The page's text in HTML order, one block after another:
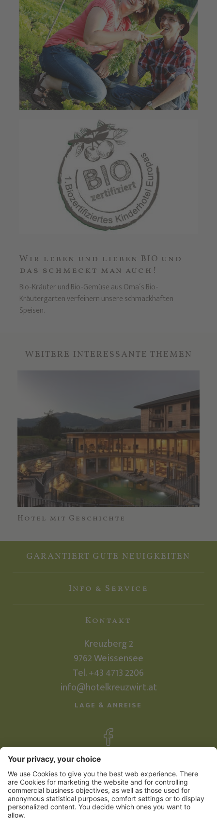
Wir leben und lieben BIO und
das schmeckt man auch!
Bio-Kräuter und Bio-Gemüse aus Oma´s Bio-
Kräutergarten verfeinern unsere schmackhaften
Speisen.
WEITERE INTERESSANTE THEMEN
Hotel mit Geschichte
GARANTIERT GUTE NEUIGKEITEN
Info & Service
Kontakt
Kreuzberg 2
9762Weissensee
Tel.+43 4713 2206
info@hotelkreuzwirt.at
LAGE & ANREISE